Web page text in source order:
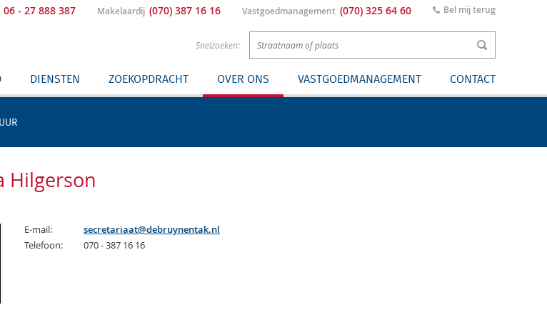
06 - 27 888 387 Makelaardij (070) 387 16 16 Vastgoedmanagement (070) 325 64 60 Bel mij terug
Snelzoeken:
DIENSTEN ZOEKOPDRACHT OVER ONS VASTGOEDMANAGEMENT CONTACT
Hilgerson
E-mail:
secretariaat@debruynentak.nl
Telefoon:
070 - 387 16 16